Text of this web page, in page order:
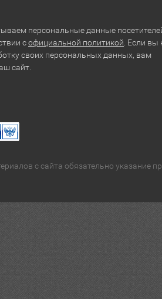
персональные данные
софициальной политикой . Если вы
своих персональных данных, вам
сайт.
с сайта обязательно указание